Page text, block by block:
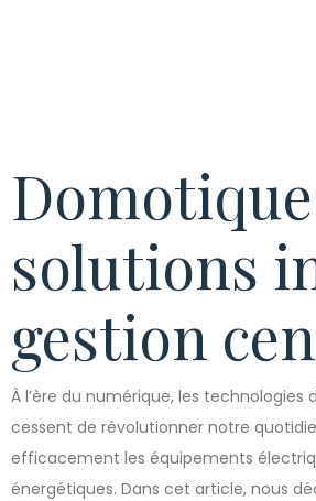
solutions
gestion
À l’ère du numérique, les technologies
cessent de révolutionner notre
efficacement les équipements
énergétiques. Dans cet article, nous